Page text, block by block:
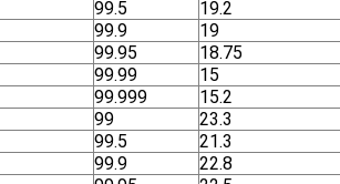
99.5
19.2
99.9
19
99.95
18.75
99.99
15
99.999 15.2
99 23.3
99.5
21.3
99.9
22.8